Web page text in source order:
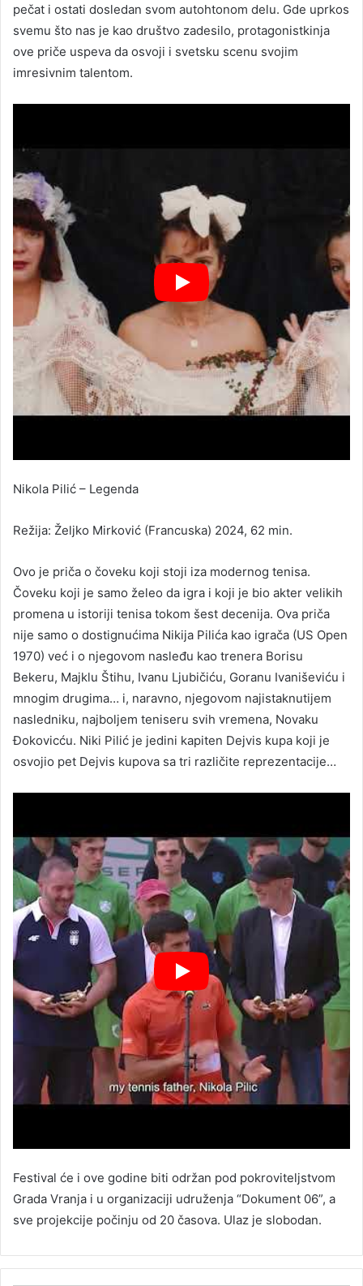
pečat i ostati dosledan svom autohtonom delu. Gde uprkos
svemu što nas je kao društvo zadesilo, protagonistkinja
ove priče uspeva da osvoji i svetsku scenu svojim
imresivnim talentom.
Nikola Pilić – Legenda
Režija: Željko Mirković (Francuska) 2024, 62 min.
Ovo je priča o čoveku koji stoji iza modernog tenisa.
Čoveku koji je samo želeo da igra i koji je bio akter velikih
promena u istoriji tenisa tokom šest decenija. Ova priča
nije samo o dostignućima Nikija Pilića kao igrača (US Open
1970) već i o njegovom nasleđu kao trenera Borisu
Bekeru, Majklu Štihu, Ivanu Ljubičiću, Goranu Ivaniševiću i
mnogim drugima… i, naravno, njegovom najistaknutijem
nasledniku, najboljem teniseru svih vremena, Novaku
Đokovicću. Niki Pilić je jedini kapiten Dejvis kupa koji je
osvojio pet Dejvis kupova sa tri različite reprezentacije…
Festival će i ove godine biti održan pod pokroviteljstvom
Grada Vranja i u organizaciji udruženja “Dokument 06”, a
sve projekcije počinju od 20 časova. Ulaz je slobodan.